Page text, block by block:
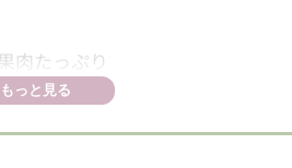
肉たっぷり
もっと見る